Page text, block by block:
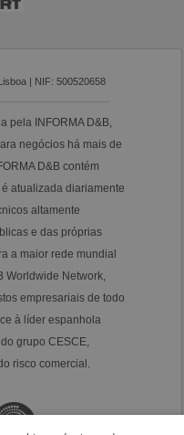
| NIF: 500520658
pela INFORMA D&B,
negócios há mais de
D&B contém
atualizada diariamente
altamente
e das próprias
a maior rede mundial
Worldwide Network,
empresariais de todo
à líder espanhola
do grupo CESCE,
risco comercial.